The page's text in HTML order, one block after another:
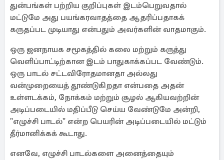
துன்பங்கள் பற்றிய குறிப்புகள் இடம்பெறுவதால்
மட்டுமே அது பயங்கரவாதத்தை ஆதரிப்பதாகக்
கருதப்பட முடியாது என்பதும் அவர்களின் வாதமாகும்.
ஒரு ஜனநாயக சமூகத்தில் கலை மற்றும் கருத்து
வெளிப்பாட்டிற்கான இடம் பாதுகாக்கப்பட வேண்டும்.
ஒரு பாடல் சட்டவிரோதமானதா அல்லது
வன்முறையைத் தூண்டுகிறதா என்பதை அதன்
உள்ளடக்கம், நோக்கம் மற்றும் சூழல் ஆகியவற்றின்
அடிப்படையில் மதிப்பீடு செய்ய வேண்டுமே அன்றி,
"எழுச்சி பாடல்" என்ற பெயரின் அடிப்படையில் மட்டும்
தீர்மானிக்கக் கூடாது.
எனவே, எழுச்சி பாடல்களை அனைத்தையும்